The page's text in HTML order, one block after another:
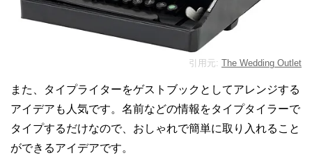
引用元: The Wedding Outlet
また、タイプライターをゲストブックとしてアレンジする
アイデアも人気です。名前などの情報をタイプタイラーで
タイプするだけなので、おしゃれで簡単に取り入れること
ができるアイデアです。